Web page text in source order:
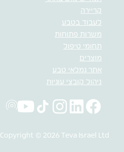
קריירה
לעבוד בטבע
משרות פתוחות
תחומי טיפול
מוצרים
אתר גמלאי טבע
ניהול קובצי עוגיות
Copyright © 2026 Teva Israel Ltd